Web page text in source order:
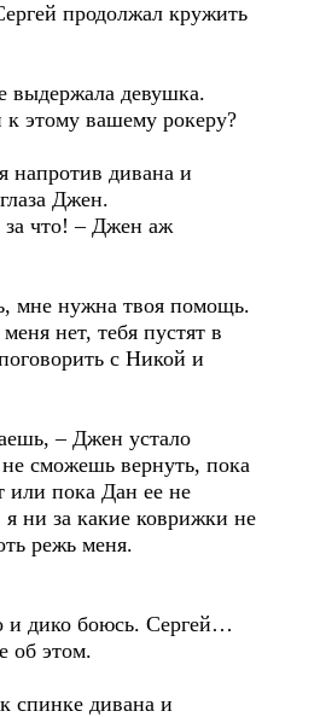
продолжал кружить
выдержала девушка.
этому вашему рокеру?
напротив дивана и
Джен.
что! – Джен аж
мне нужна твоя помощь.
нет, тебя пустят в
с Никой и
– Джен устало
сможешь вернуть, пока
или пока Дан ее не
ни за какие коврижки не
режь меня.
и дико боюсь. Сергей…
об этом.
спинке дивана и